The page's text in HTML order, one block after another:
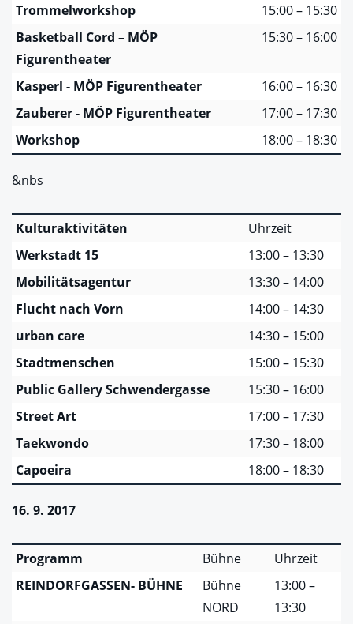
Trommelworkshop
15:00 – 15:30
Basketball Cord – MÖP
Figurentheater
15:30 – 16:00
Kasperl - MÖP Figurentheater
16:00 – 16:30
Zauberer - MÖP Figurentheater
17:00 – 17:30
Workshop
18:00 – 18:30
&nbs
Kulturaktivitäten
Uhrzeit
Werkstadt 15
13:00 – 13:30
Mobilitätsagentur
13:30 – 14:00
Flucht nach Vorn
14:00 – 14:30
urban care
14:30 – 15:00
Stadtmenschen
15:00 – 15:30
Public Gallery Schwendergasse
15:30 – 16:00
Street Art
17:00 – 17:30
Taekwondo
17:30 – 18:00
Capoeira
18:00 – 18:30
16. 9. 2017
Programm Bühne
Uhrzeit
REINDORFGASSEN- BÜHNE
Bühne
NORD
13:00 –
13:30